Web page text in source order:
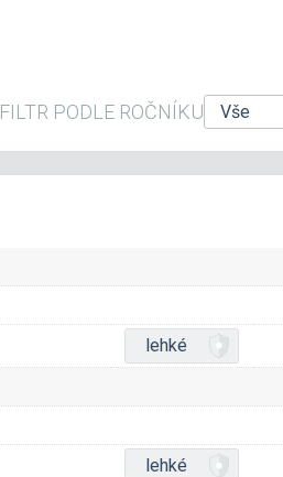
FILTR PODLE ROČNÍKU
lehké
lehké